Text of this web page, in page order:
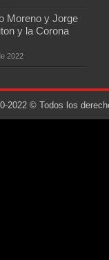
Moreno y Jorge
y la Corona
2022
2022 © Todos los